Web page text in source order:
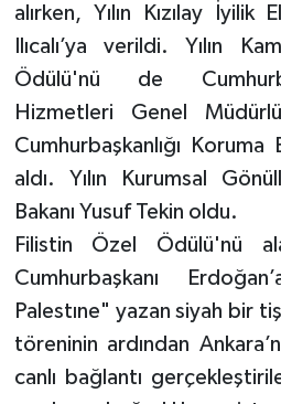
alırken, Yılın Kızılay
Ilıcalı’ya verildi. Yılın
Ödülü'nü de
Hizmetleri Genel
Cumhurbaşkanlığı Koruma
aldı. Yılın Kurumsal
Bakanı Yusuf Tekin oldu.
Filistin Özel Ödülü'nü
Cumhurbaşkanı
Palestıne" yazan siyah bir
töreninin ardından
canlı bağlantı